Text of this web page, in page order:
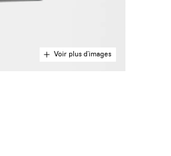
Voir plus d'images